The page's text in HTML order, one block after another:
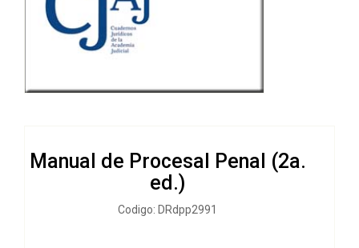
Manual de Procesal Penal (2a.
ed.)
Codigo: DRdpp2991